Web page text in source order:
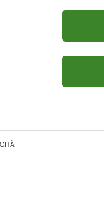
a
le cipolline,
non
aggiungetele